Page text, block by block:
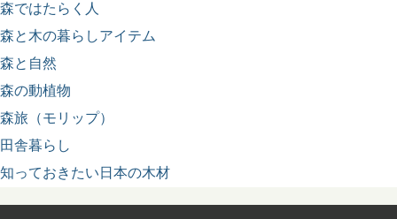
森ではたらく人
森と木の暮らしアイテム
森と自然
森の動植物
森旅（モリップ）
田舎暮らし
知っておきたい日本の木材